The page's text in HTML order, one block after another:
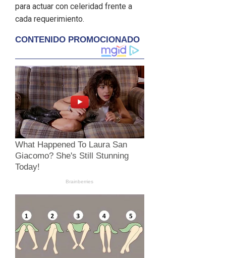
para actuar con celeridad frente a
cada requerimiento.